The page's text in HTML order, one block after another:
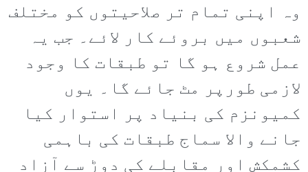
وہ اپنی تمام تر صلاحیتوں کو مختلف
شعبوں میں بروئے کار لائے۔ جب یہ
عمل شروع ہو گا تو طبقات کا وجود
لازمی طورپر مٹ جائے گا۔ یوں
کمیونزم کی بنیاد پر استوار کیا
جانے والا سماج طبقات کی باہمی
کشمکش اور مقابلے کی دوڑ سے آزاد